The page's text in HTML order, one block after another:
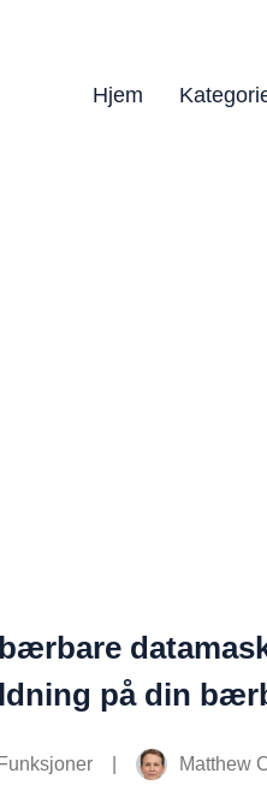
Hjem
på din
Funksjoner Matthew